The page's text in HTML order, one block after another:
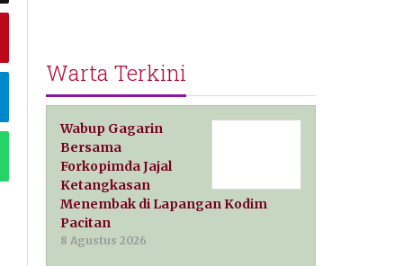
Warta Terkini
Wabup Gagarin
Bersama
Forkopimda Jajal
Ketangkasan
Menembak di Lapangan Kodim
Pacitan
8 Agustus 2026